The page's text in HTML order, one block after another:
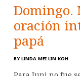
Domingo.
oración
papá
BY LINDA MEI LIN KOH